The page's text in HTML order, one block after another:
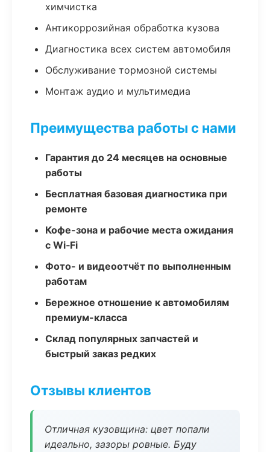
химчистка
Антикоррозийная обработка кузова
Диагностика всех систем автомобиля
Обслуживание тормозной системы
Монтаж аудио и мультимедиа
Преимущества работы с нами
Гарантия до 24 месяцев на основные
работы
Бесплатная базовая диагностика при
ремонте
Кофе-зона и рабочие места ожидания
с Wi‑Fi
Фото- и видеоотчёт по выполненным
работам
Бережное отношение к автомобилям
премиум-класса
Склад популярных запчастей и
быстрый заказ редких
Отзывы клиентов
Отличная кузовщина: цвет попали
идеально, зазоры ровные. Буду